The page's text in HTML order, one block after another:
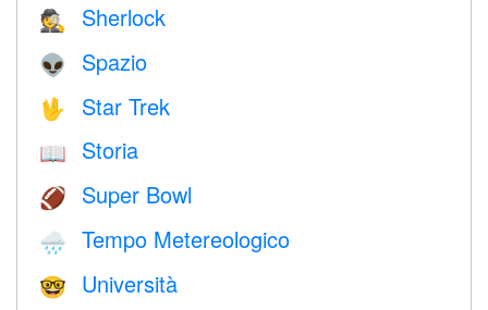
🕵️ Sherlock
👽 Spazio
🖖 Star Trek
📖 Storia
🏈 Super Bowl
🌧 Tempo Metereologico
🤓 Università